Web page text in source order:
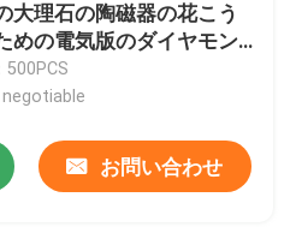
大理石の陶磁器の花こう
めの電気版のダイヤモン
歯
500PCS
negotiable
お問い合わせ